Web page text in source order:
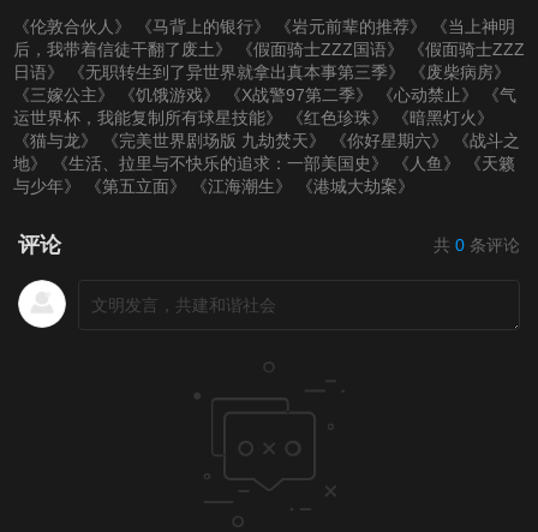
《伦敦合伙人》 《马背上的银行》 《岩元前辈的推荐》
《当上神明
后，我带着信徒干翻了废土》
《假面骑士ZZZ国语》
《假面骑士ZZZ
日语》
《无职转生到了异世界就拿出真本事第三季》
《废柴病房》
《三嫁公主》
《饥饿游戏》 《X战警97第二季》 《心动禁止》
《气
运世界杯，我能复制所有球星技能》
《红色珍珠》
《暗黑灯火》
《猫与龙》
《完美世界剧场版 九劫焚天》 《你好星期六》
《战斗之
地》
《生活、拉里与不快乐的追求：一部美国史》 《人鱼》
《天籁
与少年》
《第五立面》 《江海潮生》 《港城大劫案》
评论 共 0 条评论